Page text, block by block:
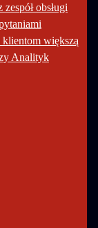
obsługi
większą
Analityk